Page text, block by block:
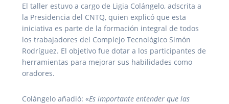
El taller estuvo a cargo de Ligia Colángelo, adscrita a
la Presidencia del CNTQ, quien explicó que esta
iniciativa es parte de la formación integral de todos
los trabajadores del Complejo Tecnológico Simón
Rodríguez. El objetivo fue dotar a los participantes de
herramientas para mejorar sus habilidades como
oradores.
Colángelo añadió: «Es importante entender que las